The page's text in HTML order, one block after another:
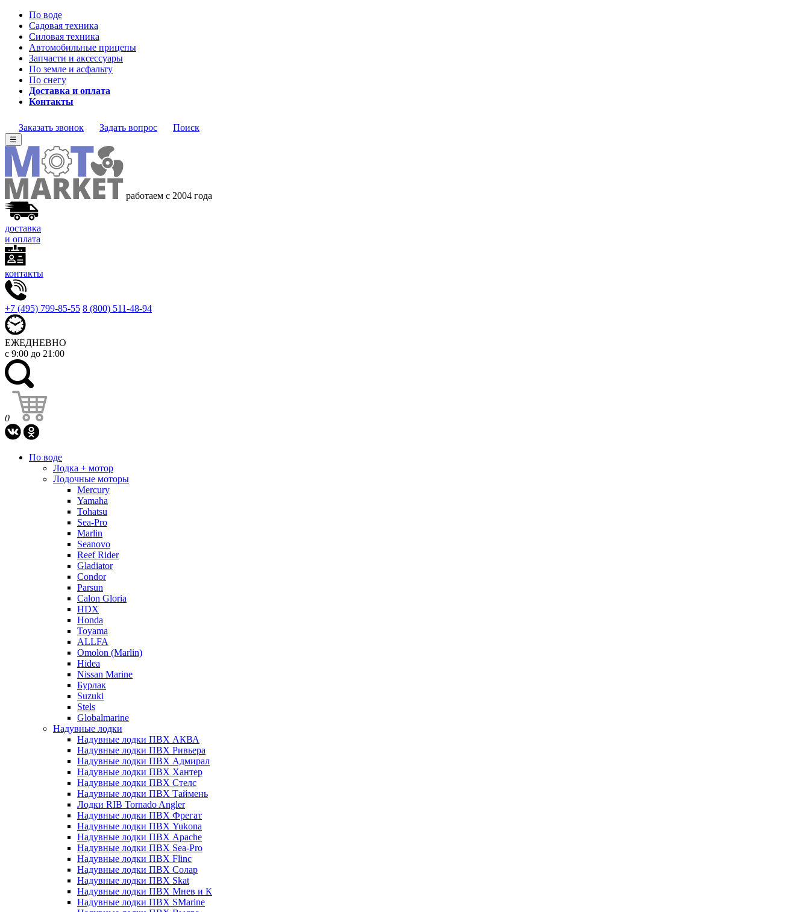
По воде
Садовая техника
Силовая техника
Автомобильные прицепы
Запчасти и аксессуары
По земле и асфальту
По снегу
Доставка и оплата
Контакты
Заказать звонок Задать вопрос Поиск
☰
работаем с 2004 года
доставка
и оплата
контакты
+7 (495) 799-85-55 8 (800) 511-48-94
ЕЖЕДНЕВНО
с 9:00 до 21:00
0
По воде
Лодка + мотор
Лодочные моторы
Mercury
Yamaha
Tohatsu
Sea-Pro
Marlin
Seanovo
Reef Rider
Gladiator
Condor
Parsun
Calon Gloria
HDX
Honda
Toyama
ALLFA
Omolon (Marlin)
Hidea
Nissan Marine
Бурлак
Suzuki
Stels
Globalmarine
Надувные лодки
Надувные лодки ПВХ АКВА
Надувные лодки ПВХ Ривьера
Надувные лодки ПВХ Адмирал
Надувные лодки ПВХ Хантер
Надувные лодки ПВХ Стелс
Надувные лодки ПВХ Таймень
Лодки RIB Tornado Angler
Надувные лодки ПВХ Фрегат
Надувные лодки ПВХ Yukona
Надувные лодки ПВХ Apache
Надувные лодки ПВХ Sea-Pro
Надувные лодки ПВХ Flinc
Надувные лодки ПВХ Солар
Надувные лодки ПВХ Skat
Надувные лодки ПВХ Мнев и К
Надувные лодки ПВХ SMarine